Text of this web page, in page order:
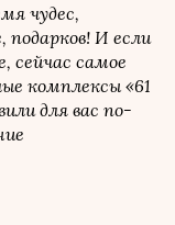
чудес,
И если
сейчас самое
комплексы «61
для вас по-